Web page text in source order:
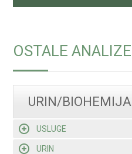
OSTALE ANALIZE
URIN/BIOHEMIJA
USLUGE
URIN